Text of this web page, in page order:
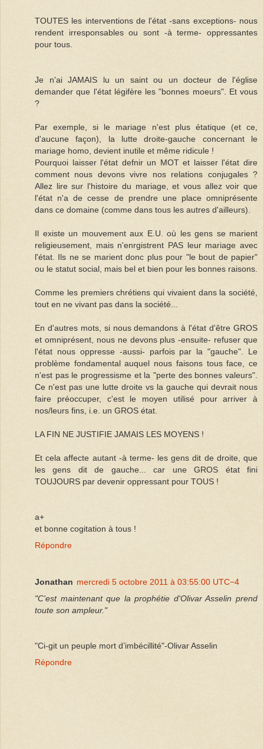
TOUTES les interventions de l'état -sans exceptions- nous
rendent irresponsables ou sont -à terme- oppressantes
pour tous.
Je n'ai JAMAIS lu un saint ou un docteur de l'église
demander que l'état légifère les "bonnes moeurs". Et vous
?
Par exemple, si le mariage n'est plus étatique (et ce,
d'aucune façon), la lutte droite-gauche concernant le
mariage homo, devient inutile et même ridicule !
Pourquoi laisser l'état defnir un MOT et laisser l'état dire
comment nous devons vivre nos relations conjugales ?
Allez lire sur l'histoire du mariage, et vous allez voir que
l'état n'a de cesse de prendre une place omniprésente
dans ce domaine (comme dans tous les autres d'ailleurs).
Il existe un mouvement aux E.U. où les gens se marient
religieusement, mais n'enrgistrent PAS leur mariage avec
l'état. Ils ne se marient donc plus pour "le bout de papier"
ou le statut social, mais bel et bien pour les bonnes raisons.
Comme les premiers chrétiens qui vivaient dans la société,
tout en ne vivant pas dans la société...
En d'autres mots, si nous demandons à l'état d'être GROS
et omniprésent, nous ne devons plus -ensuite- refuser que
l'état nous oppresse -aussi- parfois par la "gauche". Le
problème fondamental auquel nous faisons tous face, ce
n'est pas le progressisme et la "perte des bonnes valeurs".
Ce n'est pas une lutte droite vs la gauche qui devrait nous
faire préoccuper, c'est le moyen utilisé pour arriver à
nos/leurs fins, i.e. un GROS état.
LA FIN NE JUSTIFIE JAMAIS LES MOYENS !
Et cela affecte autant -à terme- les gens dit de droite, que
les gens dit de gauche... car une GROS état fini
TOUJOURS par devenir oppressant pour TOUS !
a+
et bonne cogitation à tous !
Répondre
Jonathan mercredi 5 octobre 2011 à 03:55:00 UTC−4
"C'est maintenant que la prophétie d'Olivar Asselin prend
toute son ampleur."
"Ci-git un peuple mort d’imbécillité"-Olivar Asselin
Répondre